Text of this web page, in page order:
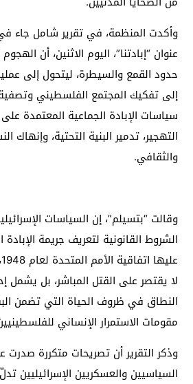
عنوان “إبادتنا”، اليوم الاثنين، أن
حدود القمع والسيطرة، ليتحول إلى
إلى تفكيك المجتمع الفلسطيني
سياسات الإبادة الجماعية المعتمدة على
التهجير، تدمير البنية التحتية، وإنهاك
والثقافي.
وقالت “بتسيلم”، إن السياسات
الشروط القانونية لتعريف جريمة
لا يقتصر على القتل المباشر، بل يشمل
النطاق في ظروف الحياة التي تضمن
مقومات الاستمرار الإنساني
وذكر التقرير أن تصريحات متكررة صدرت
السياسيين والعسكريين الإسرائيليين